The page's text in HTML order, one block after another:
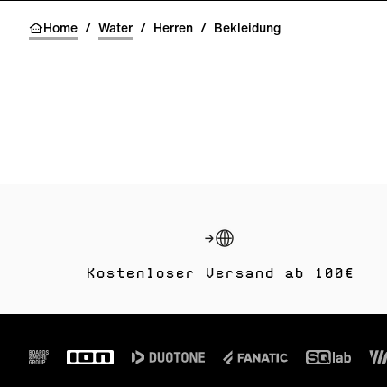
Home / Water / Herren / Bekleidung
Kostenloser Versand ab 100€
Footer